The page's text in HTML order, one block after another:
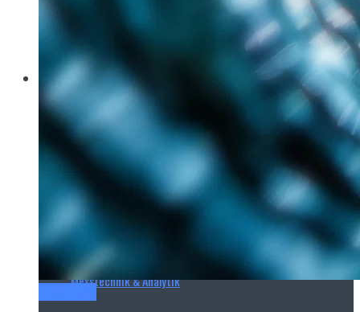
IFAT
E‑Mag
Wasseraufbereitung
Wasserbehandlung
Wasserinfrastruktur
Anlagen & Komponenten
Messtechnik & Analytik